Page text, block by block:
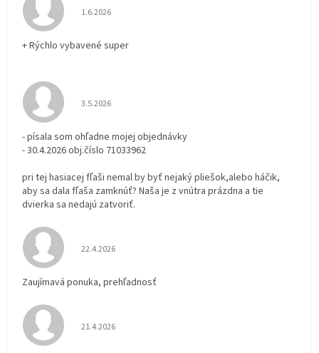
Hodnotenie obchodu je 5 z 5 hviezdičiek.
1.6.2026
+ Rýchlo vybavené super
Hodnotenie obchodu je 3 z 5 hviezdičiek.
3.5.2026
- písala som ohľadne mojej objednávky
- 30.4.2026 obj.číslo 71033962
pri tej hasiacej fľaši nemal by byť nejaký pliešok,alebo háčik,
aby sa dala fľaša zamknúť? Naša je z vnútra prázdna a tie
dvierka sa nedajú zatvoriť.
Hodnotenie obchodu je 5 z 5 hviezdičiek.
22.4.2026
Zaujímavá ponuka, prehľadnosť
Hodnotenie obchodu je 5 z 5 hviezdičiek.
21.4.2026